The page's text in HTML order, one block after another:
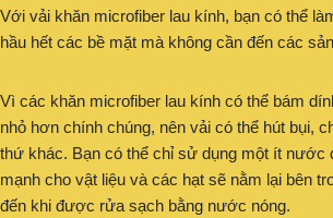
Với vải khăn microfiber lau kính, bạn có thể
hầu hết các bề mặt mà không cần đến các
Vì các khăn microfiber lau kính có thể bám
nhỏ hơn chính chúng, nên vải có thể hút bụi,
thứ khác. Bạn có thể chỉ sử dụng một ít nước
mạnh cho vật liệu và các hạt sẽ nằm lại bên
đến khi được rửa sạch bằng nước nóng.